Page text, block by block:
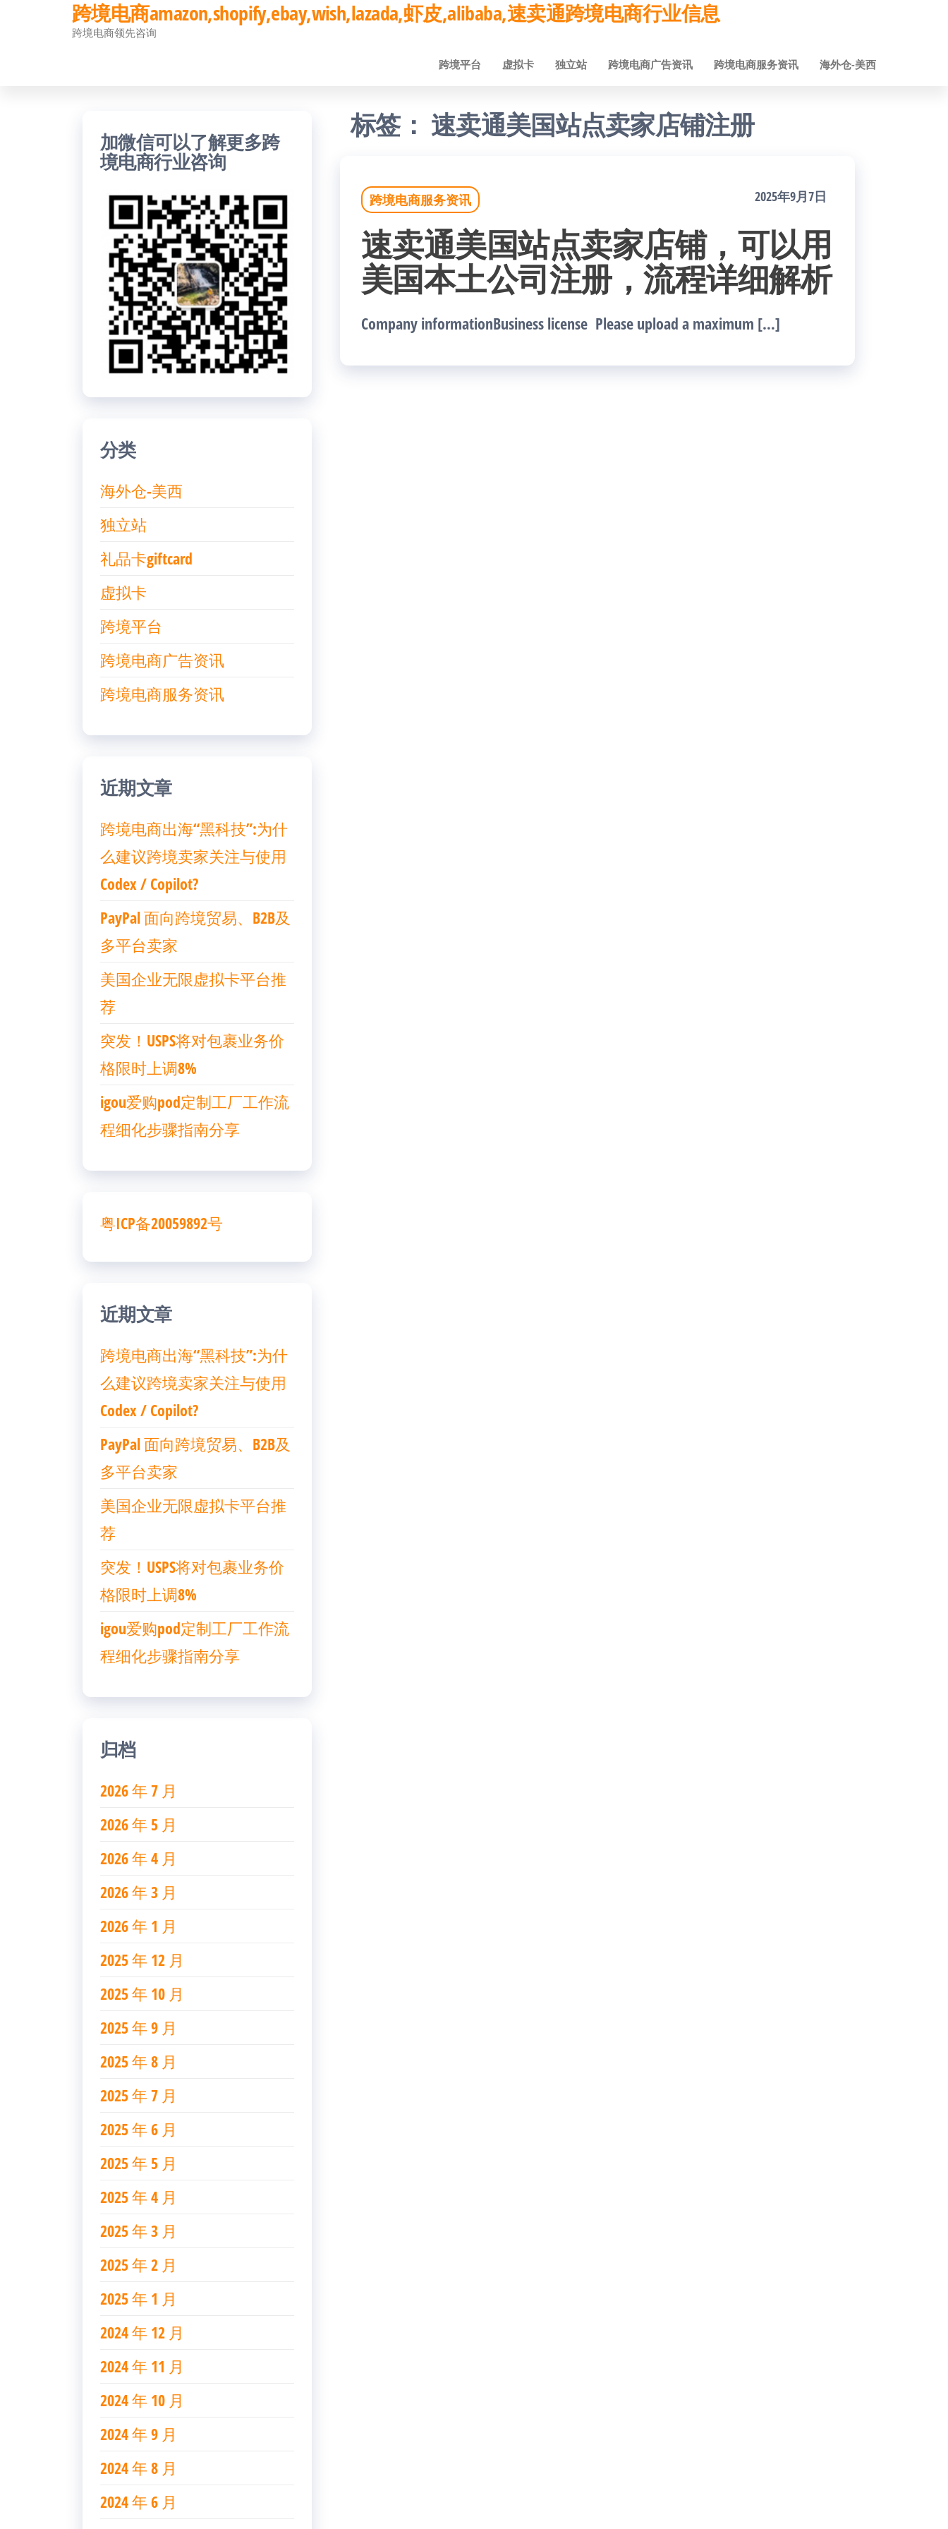
跨境电商amazon,shopify,ebay,wish,lazada,虾皮,alibaba,速卖通跨境电商行业信息
跨境电商领先咨询
跨境平台 虚拟卡 独立站 跨境电商广告资讯 跨境电商服务资讯 海外仓-美西
标签： 速卖通美国站点卖家店铺注册
跨境电商服务资讯 2025年9月7日
速卖通美国站点卖家店铺，可以用
美国本土公司注册，流程详细解析
Company informationBusiness license Please upload a maximum […]
加微信可以了解更多跨
境电商行业咨询
分类
海外仓-美西
独立站
礼品卡giftcard
虚拟卡
跨境平台
跨境电商广告资讯
跨境电商服务资讯
近期文章
跨境电商出海“黑科技”:为什
么建议跨境卖家关注与使用
Codex / Copilot?
PayPal 面向跨境贸易、B2B及
多平台卖家
美国企业无限虚拟卡平台推
荐
突发！USPS将对包裹业务价
格限时上调8%
igou爱购pod定制工厂工作流
程细化步骤指南分享
粤ICP备20059892号
近期文章
跨境电商出海“黑科技”:为什
么建议跨境卖家关注与使用
Codex / Copilot?
PayPal 面向跨境贸易、B2B及
多平台卖家
美国企业无限虚拟卡平台推
荐
突发！USPS将对包裹业务价
格限时上调8%
igou爱购pod定制工厂工作流
程细化步骤指南分享
归档
2026 年 7 月
2026 年 5 月
2026 年 4 月
2026 年 3 月
2026 年 1 月
2025 年 12 月
2025 年 10 月
2025 年 9 月
2025 年 8 月
2025 年 7 月
2025 年 6 月
2025 年 5 月
2025 年 4 月
2025 年 3 月
2025 年 2 月
2025 年 1 月
2024 年 12 月
2024 年 11 月
2024 年 10 月
2024 年 9 月
2024 年 8 月
2024 年 6 月